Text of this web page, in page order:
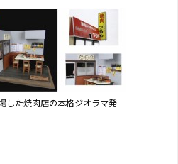
した焼肉店の本格ジオラマ発